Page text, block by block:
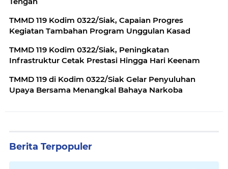
TMMD 119 Kodim 0322/Siak, Capaian Progres
Kegiatan Tambahan Program Unggulan Kasad
TMMD 119 Kodim 0322/Siak, Peningkatan
Infrastruktur Cetak Prestasi Hingga Hari Keenam
TMMD 119 di Kodim 0322/Siak Gelar Penyuluhan
Upaya Bersama Menangkal Bahaya Narkoba
Berita Terpopuler